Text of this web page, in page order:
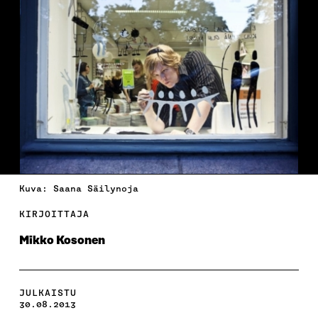
Kuva: Saana Säilynoja
KIRJOITTAJA
Mikko Kosonen
JULKAISTU
30.08.2013